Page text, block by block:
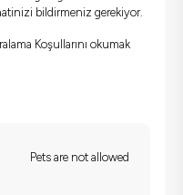
bildirmeniz gerekiyor.
Koşullarını okumak
Pets are not allowed